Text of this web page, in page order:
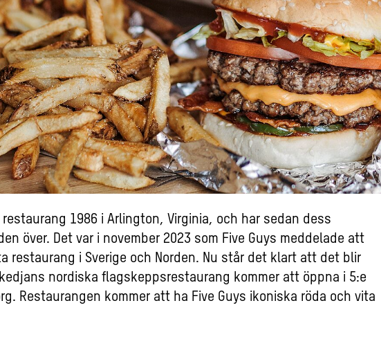
1986 i Arlington, Virginia, och har sedan dess
över. Det var i november 2023 som Five Guys meddelade att
restaurang i Sverige och Norden. Nu står det klart att det blir
nordiska flagskeppsrestaurang kommer att öppna i 5:e
Restaurangen kommer att ha Five Guys ikoniska röda och vita